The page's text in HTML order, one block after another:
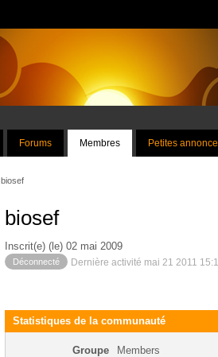
Forums Membres Petites
biosef
Inscrit(e) (le) 02 mai 2009
Déconnecté Dernière activité mai 21 2011
Statistiques de la communauté
Groupe
Members